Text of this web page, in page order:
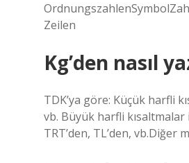
Zeilen
Kg’den nasıl
TDK’ya göre: Küçük harfli
vb. Büyük harfli kısaltmalar
TRT’den, TL’den, vb.Diğer